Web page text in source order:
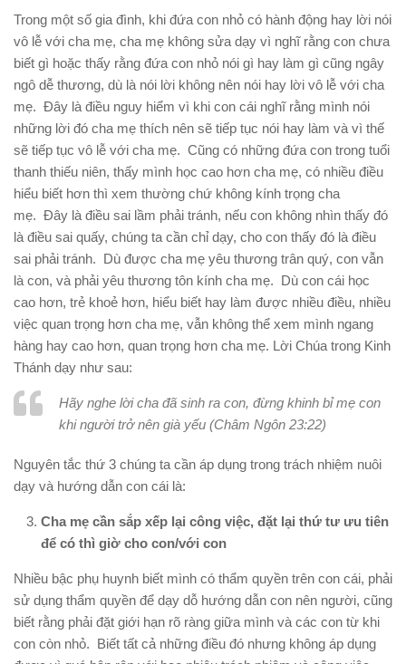
Trong một số gia đình, khi đứa con nhỏ có hành động hay lời nói
vô lễ với cha mẹ, cha mẹ không sửa dạy vì nghĩ rằng con chưa
biết gì hoặc thấy rằng đứa con nhỏ nói gì hay làm gì cũng ngây
ngô dễ thương, dù là nói lời không nên nói hay lời vô lễ với cha
mẹ. Đây là điều nguy hiểm vì khi con cái nghĩ rằng mình nói
những lời đó cha mẹ thích nên sẽ tiếp tục nói hay làm và vì thế
sẽ tiếp tục vô lễ với cha mẹ. Cũng có những đứa con trong tuổi
thanh thiếu niên, thấy mình học cao hơn cha mẹ, có nhiều điều
hiểu biết hơn thì xem thường chứ không kính trọng cha
mẹ. Đây là điều sai lầm phải tránh, nếu con không nhìn thấy đó
là điều sai quấy, chúng ta cần chỉ dạy, cho con thấy đó là điều
sai phải tránh. Dù được cha mẹ yêu thương trân quý, con vẫn
là con, và phải yêu thương tôn kính cha mẹ. Dù con cái học
cao hơn, trẻ khoẻ hơn, hiểu biết hay làm được nhiều điều, nhiều
việc quan trọng hơn cha mẹ, vẫn không thể xem mình ngang
hàng hay cao hơn, quan trọng hơn cha mẹ. Lời Chúa trong Kinh
Thánh dạy như sau:
Hãy nghe lời cha đã sinh ra con, đừng khinh bỉ mẹ con
khi người trở nên già yếu (Châm Ngôn 23:22)
Nguyên tắc thứ 3 chúng ta cần áp dụng trong trách nhiệm nuôi
dạy và hướng dẫn con cái là:
Cha mẹ cần sắp xếp lại công việc, đặt lại thứ tư ưu tiên
để có thì giờ cho con/với con
Nhiều bậc phụ huynh biết mình có thẩm quyền trên con cái, phải
sử dụng thẩm quyền để dạy dỗ hướng dẫn con nên người, cũng
biết rằng phải đặt giới hạn rõ ràng giữa mình và các con từ khi
con còn nhỏ. Biết tất cả những điều đó nhưng không áp dụng